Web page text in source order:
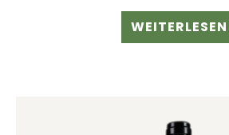
WEITERLESEN